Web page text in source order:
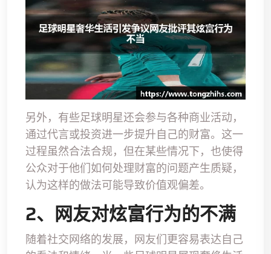
另外，有些足球明星还会参与各种商业活动，
通过代言或投资进一步提升自己的财富。这一
过程虽然合法合规，但在某些情况下，也使得
公众对于他们如何处理财富的问题产生质疑，
认为这样的做法可能导致价值观偏差。
2、网友对炫富行为的不满
随着社交网络的发展，网友们更容易表达自己